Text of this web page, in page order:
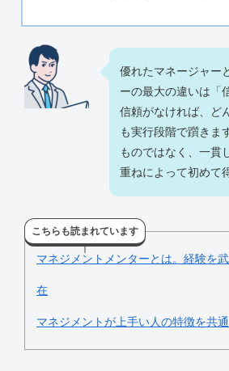
優れたマネージャー
ーの最大の違いは「
信頼がなければ、ど
も実行段階で躓きま
ものではなく、一貫
重ねによって初めて
こちらも読まれています
マネジメントメンターとは。経験を
在
マネジメントが上手い人の特徴を共